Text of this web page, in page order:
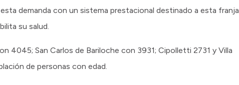
demanda con un sistema prestacional destinado a esta franja
su salud.
4045; San Carlos de Bariloche con 3931; Cipolletti 2731 y Villa
de personas con edad.